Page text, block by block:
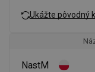
Ukážte pôvodný
NastM